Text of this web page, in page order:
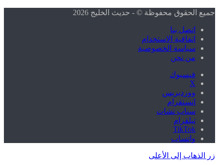
جميع الحقوق محفوظة © - حديث الخليج 2026
اتصل بنا
اتفاقية الاستخدام
سياسة الخصوصية
من نحن
فيسبوك
X
ووردبريس
انستقرام
سناب تشات
تيلقرام
‫TikTok
واتساب
زر الذهاب إلى الأعلى